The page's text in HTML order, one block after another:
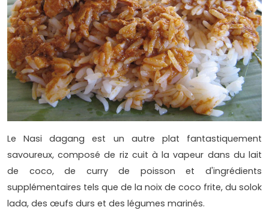
Le Nasi dagang est un autre plat fantastiquement
savoureux, composé de riz cuit à la vapeur dans du lait
de coco, de curry de poisson et d'ingrédients
supplémentaires tels que de la noix de coco frite, du solok
lada, des œufs durs et des légumes marinés.